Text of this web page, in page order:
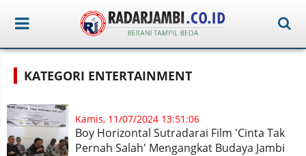
KATEGORI ENTERTAINMENT
Kamis, 11/07/2024 13:51:06
Boy Horizontal Sutradarai Film 'Cinta Tak
Pernah Salah' Mengangkat Budaya Jambi